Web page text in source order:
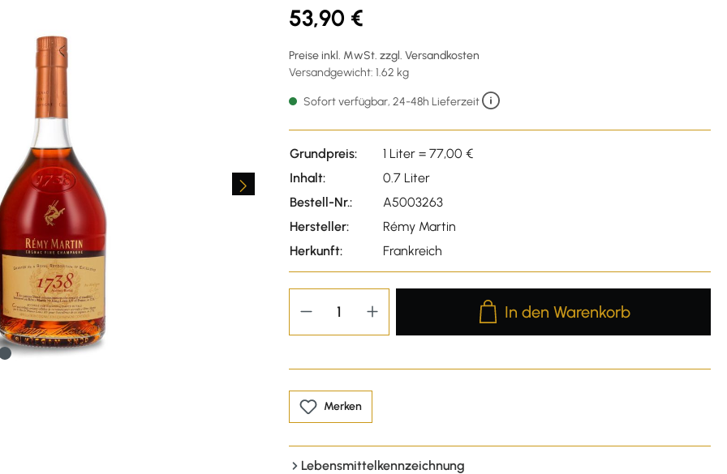
53,90 €
Preise inkl. MwSt. zzgl. Versandkosten
Versandgewicht: 1.62 kg
Sofort verfügbar, 24-48h Lieferzeit
Grundpreis:
1 Liter = 77,00 €
Inhalt:
0.7 Liter
Bestell-Nr.:
A5003263
Hersteller:
Rémy Martin
Herkunft:
Frankreich
Produkt Anzahl: Gib den
In den Warenkorb
Merken
Lebensmittelkennzeichnung